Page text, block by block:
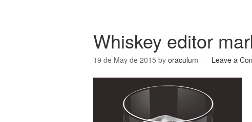
Whiskey editor
19 de May de 2015 by oraculum Leave a